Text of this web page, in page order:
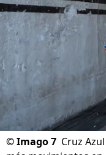
©Imago 7 Cruz